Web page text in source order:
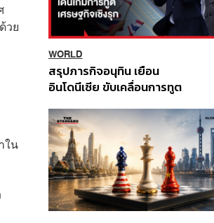
วย
ใน
WORLD
สรุปภารกิจอนุทิน เยือน
อินโดนีเซีย ขับเคลื่อนการทูต
ส่วนยุทธศาสตร์ไทย –
อินโดนีเซีย